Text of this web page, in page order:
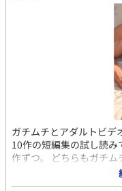
ガチムチとアダルトビデ
10作の短編集の試し読み
作ずつ。 どちらもガチ
ロ。 現代もの、ファン
ろ。 本編は電子書籍で